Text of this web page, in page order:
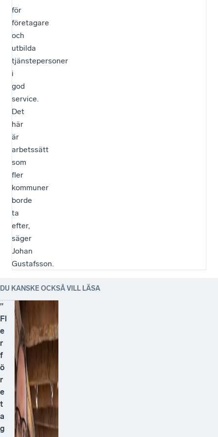
för
företagare
och
utbilda
tjänstepersoner
i
god
service.
Det
här
är
arbetssätt
som
fler
kommuner
borde
ta
efter,
säger
Johan
Gustafsson.
DU KANSKE OCKSÅ VILL LÄSA
”
Fl
e
r
f
ö
r
e
t
a
g